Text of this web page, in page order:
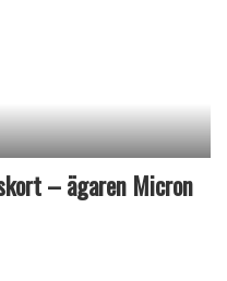
– ägaren Micron